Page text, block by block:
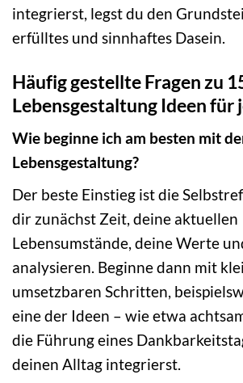
integrierst, legst du den
erfülltes und sinnhaftes Dasein.
Häufig gestellte Fragen zu
Lebensgestaltung Ideen für
Wie beginne ich am besten mit
Lebensgestaltung?
Der beste Einstieg ist die
dir zunächst Zeit, deine aktuellen
Lebensumstände, deine Werte
analysieren. Beginne dann mit
umsetzbaren Schritten,
eine der Ideen – wie etwa
die Führung eines
deinen Alltag integrierst.